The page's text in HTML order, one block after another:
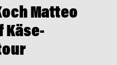
Matteo